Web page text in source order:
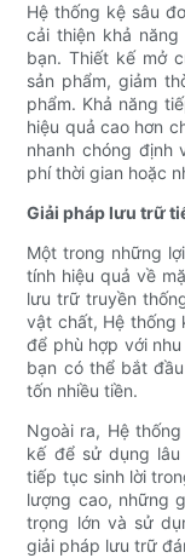
Hệ thống kệ sâu
cải thiện khả
bạn. Thiết kế mở
sản phẩm, giảm
phẩm. Khả năng
hiệu quả cao hơn
nhanh chóng định
phí thời gian hoặc
Giải pháp lưu trữ
Một trong những
tính hiệu quả về
lưu trữ truyền
vật chất, Hệ thống
để phù hợp với
bạn có thể bắt
tốn nhiều tiền.
Ngoài ra, Hệ
kế để sử dụng
tiếp tục sinh lời
lượng cao, những
trọng lớn và sử
giải pháp lưu trữ